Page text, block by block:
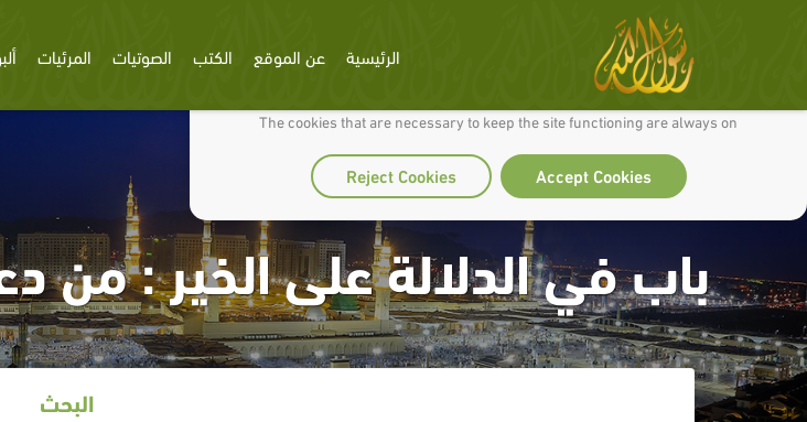
We use cookies to make our site work well for you and so we can continually improve it.
The cookies that are necessary to keep the site functioning are always on
Accept Cookies
Reject Cookies
الرئيسية عن الموقع الكتب الصوتيات المرئيات
باب في الدلالة على الخير : من
البحث